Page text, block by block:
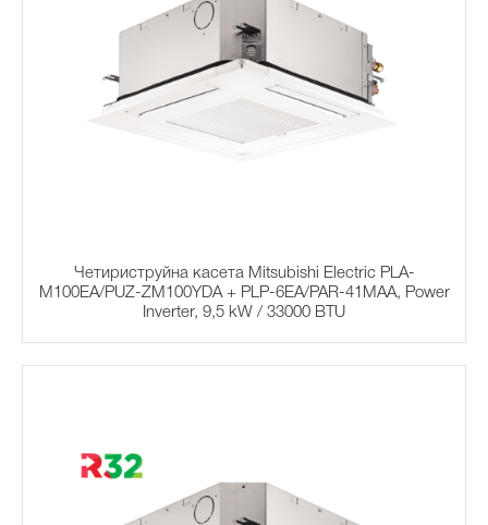
Четириструйна касета Mitsubishi Electric PLA-
M100EA/PUZ-ZM100YDA + PLP-6EA/PAR-41MAA, Power
Inverter, 9,5 kW / 33000 BTU